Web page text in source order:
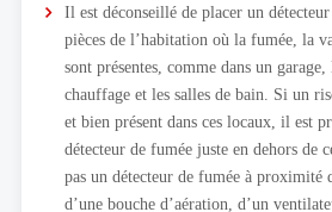
Il est déconseillé de placer un
pièces de l’habitation où la fumée, la
sont présentes, comme dans un
chauffage et les salles de bain. Si un
et bien présent dans ces locaux, il est
détecteur de fumée juste en dehors de
pas un détecteur de fumée à proximité
d’une bouche d’aération, d’un